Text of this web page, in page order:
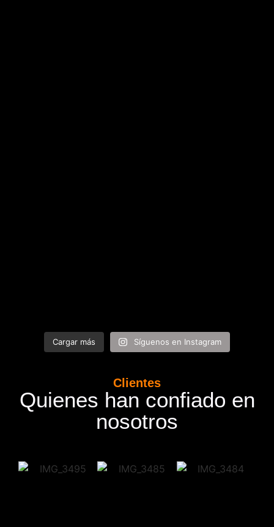
Cargar más Síguenos en Instagram
Clientes
Quienes han confiado en
nosotros